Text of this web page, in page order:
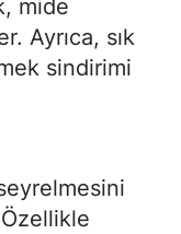
mide
Ayrıca, sık
sindirimi